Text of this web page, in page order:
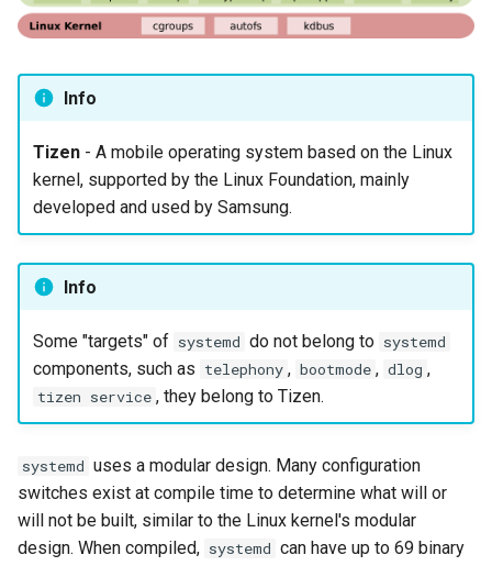
Info
Tizen- A mobile operating system based on the Linux
kernel, supported by the Linux Foundation, mainly
developed and used by Samsung.
Info
Some "targets" of systemd do not belong to systemd
components, such as telephony , bootmode , dlog ,
tizen service , they belong to Tizen.
systemd uses a modular design. Many configuration
switches exist at compile time to determine what will or
will not be built, similar to the Linux kernel's modular
design. When compiled, systemd can have up to 69 binary